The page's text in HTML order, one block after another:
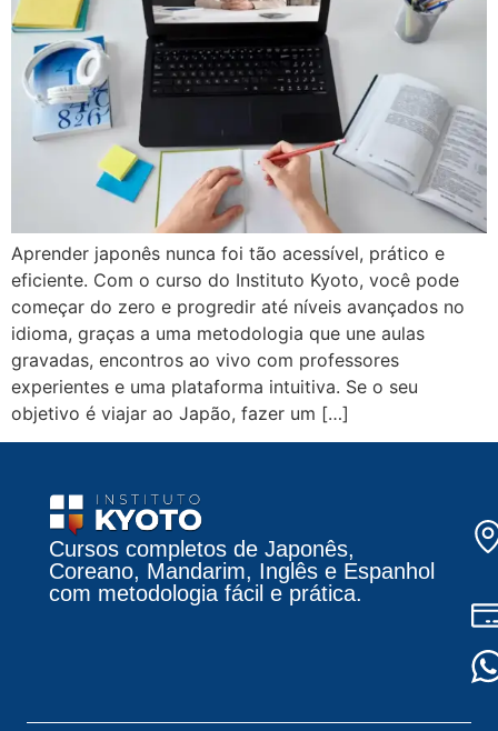
Aprender japonês nunca foi tão acessível, prático e
eficiente. Com o curso do Instituto Kyoto, você pode
começar do zero e progredir até níveis avançados no
idioma, graças a uma metodologia que une aulas
gravadas, encontros ao vivo com professores
experientes e uma plataforma intuitiva. Se o seu
objetivo é viajar ao Japão, fazer um […]
Cursos completos de Japonês,
Coreano, Mandarim, Inglês e Espanhol
com metodologia fácil e prática.